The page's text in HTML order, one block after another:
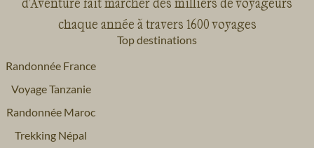
chaque année à travers 1600 voyages
Top destinations
Randonnée France
Voyage Tanzanie
Randonnée Maroc
Trekking Népal